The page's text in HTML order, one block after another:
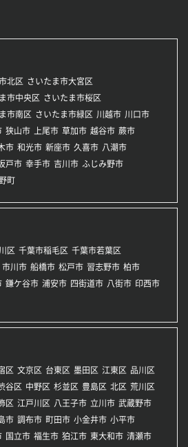
北区
さいたま市大宮区
市中央区
さいたま市桜区
市南区 さいたま市緑区 川越市 川口市
狭山市 上尾市 草加市 越谷市 蕨市
市 和光市 新座市 久喜市 八潮市
戸市 幸手市 吉川市 ふじみ野市
町
区 千葉市稲毛区 千葉市若葉区
市川市 船橋市 松戸市 習志野市 柏市
鎌ケ谷市 浦安市 四街道市 八街市 印西市
区 文京区 台東区 墨田区 江東区 品川区
谷区 中野区 杉並区 豊島区 北区 荒川区
区 江戸川区 八王子市 立川市 武蔵野市
市 調布市 町田市 小金井市 小平市
国立市 福生市 狛江市 東大和市 清瀬市